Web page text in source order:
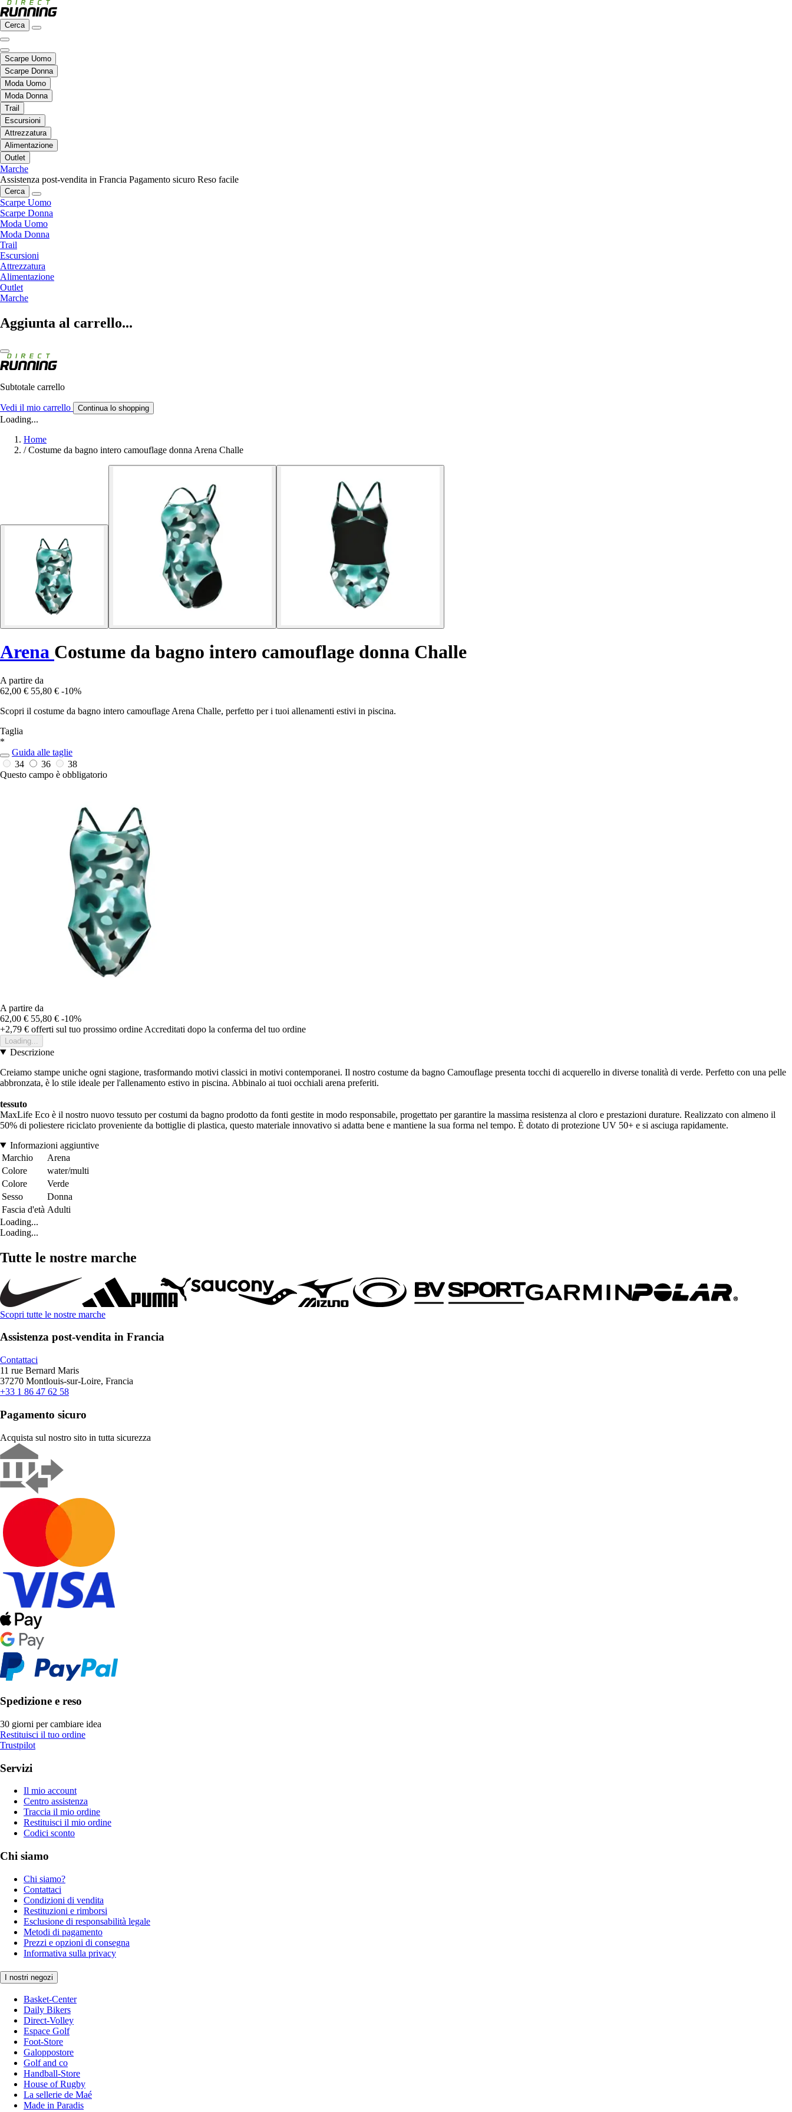
Cerca
Scarpe Uomo
Scarpe Donna
Moda Uomo
Moda Donna
Trail
Escursioni
Attrezzatura
Alimentazione
Outlet
Marche
Assistenza post-vendita in Francia Pagamento sicuro Reso facile
Cerca
Scarpe Uomo
Scarpe Donna
Moda Uomo
Moda Donna
Trail
Escursioni
Attrezzatura
Alimentazione
Outlet
Marche
Aggiunta al carrello...
Subtotale carrello
Vedi il mio carrello Continua lo shopping
Loading...
Home
/ Costume da bagno intero camouflage donna Arena Challe
Arena Costume da bagno intero camouflage donna Challe
A partire da
62,00 € 55,80 € -10%
Scopri il costume da bagno intero camouflage Arena Challe, perfetto per i tuoi allenamenti estivi in piscina.
Taglia
*
Guida alle taglie
34
36
38
Questo campo è obbligatorio
A partire da
62,00 € 55,80 € -10%
+2,79 € offerti sul tuo prossimo ordine Accreditati dopo la conferma del tuo ordine
Loading...
Descrizione
Creiamo stampe uniche ogni stagione, trasformando motivi classici in motivi contemporanei. Il nostro costume da bagno Camouflage presenta tocchi di acquerello in diverse tonalità di verde. Perfetto con una pelle
abbronzata, è lo stile ideale per l'allenamento estivo in piscina. Abbinalo ai tuoi occhiali arena preferiti.
tessuto
MaxLife Eco è il nostro nuovo tessuto per costumi da bagno prodotto da fonti gestite in modo responsabile, progettato per garantire la massima resistenza al cloro e prestazioni durature. Realizzato con almeno il
50% di poliestere riciclato proveniente da bottiglie di plastica, questo materiale innovativo si adatta bene e mantiene la sua forma nel tempo. È dotato di protezione UV 50+ e si asciuga rapidamente.
Informazioni aggiuntive
Marchio
Arena
Colore
water/multi
Colore
Verde
Sesso
Donna
Fascia d'età Adulti
Loading...
Loading...
Tutte le nostre marche
Scopri tutte le nostre marche
Assistenza post-vendita in Francia
Contattaci
11 rue Bernard Maris
37270 Montlouis-sur-Loire, Francia
+33 1 86 47 62 58
Pagamento sicuro
Acquista sul nostro sito in tutta sicurezza
Spedizione e reso
30 giorni per cambiare idea
Restituisci il tuo ordine
Trustpilot
Servizi
Il mio account
Centro assistenza
Traccia il mio ordine
Restituisci il mio ordine
Codici sconto
Chi siamo
Chi siamo?
Contattaci
Condizioni di vendita
Restituzioni e rimborsi
Esclusione di responsabilità legale
Metodi di pagamento
Prezzi e opzioni di consegna
Informativa sulla privacy
I nostri negozi
Basket-Center
Daily Bikers
Direct-Volley
Espace Golf
Foot-Store
Galoppostore
Golf and co
Handball-Store
House of Rugby
La sellerie de Maé
Made in Paradis